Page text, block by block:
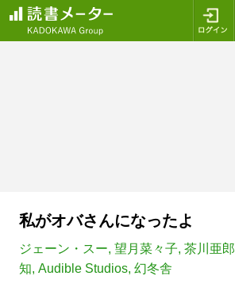
私がオバさんになったよ
ジェーン・スー, 望月菜々子, 茶川亜郎
知, Audible Studios, 幻冬舎